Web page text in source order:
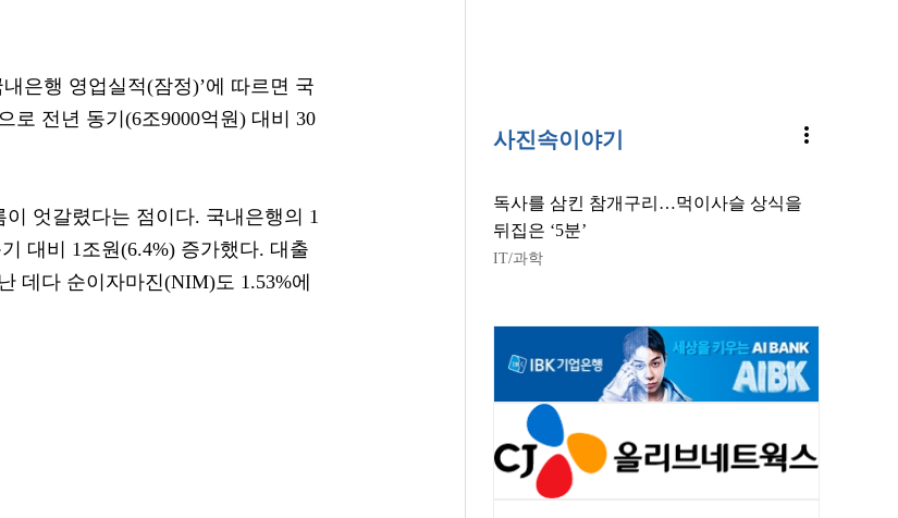
은행 영업실적(잠정)’에 따르면 국
로 전년 동기(6조9000억원) 대비 30
엇갈렸다는 점이다. 국내은행의 1
대비 1조원(6.4%) 증가했다. 대출
데다 순이자마진(NIM)도 1.53%에
사진속이야기 more_vert
독사를 삼킨 참개구리…먹이사슬 상식을
뒤집은 ‘5분’
IT/과학